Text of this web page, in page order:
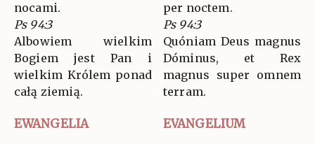
nocami.
Ps 94:3
Albowiem wielkim
Bogiem jest Pan i
wielkim Królem ponad
całą ziemią.
per noctem.
Ps 94:3
Quóniam Deus magnus
Dóminus, et Rex
magnus super omnem
terram.
EWANGELIA EVANGELIUM